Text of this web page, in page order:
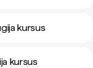
kursus
kursus